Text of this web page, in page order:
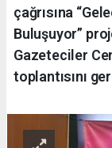
çağrısına
Buluşuyor”
Gazeteciler
toplantısını